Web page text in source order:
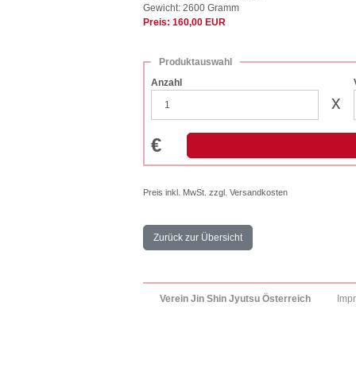
Gewicht: 2600 Gramm
Preis: 160,00 EUR
Produktauswahl
Anzahl
x
€
Preis inkl. MwSt. zzgl. Versandkosten
Zurück zur Übersicht
Verein Jin Shin Jyutsu Österreich